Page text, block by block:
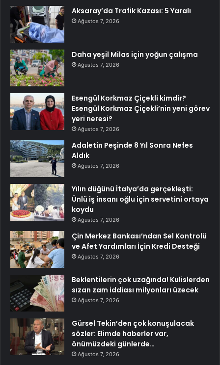
Aksaray’da Trafik Kazası: 5 Yaralı
Ağustos 7, 2026
Daha yeşil Milas için yoğun çalışma
Ağustos 7, 2026
Esengül Korkmaz Çiçekli kimdir?
Esengül Korkmaz Çiçekli’nin yeni görev
yeri neresi?
Ağustos 7, 2026
Adaletin Peşinde 8 Yıl Sonra Nefes
Aldık
Ağustos 7, 2026
Yılın düğünü İtalya’da gerçekleşti:
Ünlü iş insanı oğlu için servetini ortaya
koydu
Ağustos 7, 2026
Çin Merkez Bankası’ndan Sel Kontrolü
ve Afet Yardımları İçin Kredi Desteği
Ağustos 7, 2026
Beklentilerin çok uzağında! Kulislerden
sızan zam iddiası milyonları üzecek
Ağustos 7, 2026
Gürsel Tekin’den çok konuşulacak
sözler: Elimde haberler var,
önümüzdeki günlerde…
Ağustos 7, 2026